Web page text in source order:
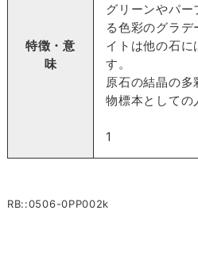
特徴・意
味
グリーンやパー
る色彩のグラデ
イトは他の石に
す。
原石の結晶の多
物標本としての
1
RB::0506-0PP002k